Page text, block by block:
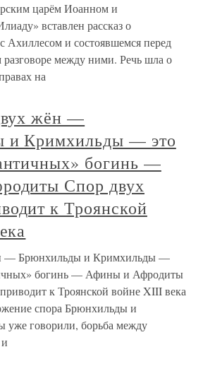
царём Иоанном и
вставлен рассказ о
Ахиллесом и состоявшемся перед
разговоре между ними. Речь шла о
на
жён —
и Кримхильды — это
богинь —
Спор двух
к Троянской
— Брюнхильды и Кримхильды —
богинь — Афины и Афродиты
к Троянской войне XIII века
спора Брюнхильды и
говорили, борьба между